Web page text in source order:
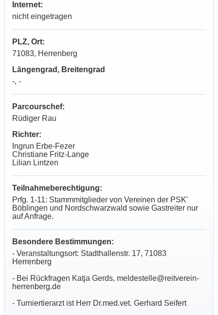
Internet:
nicht eingetragen
PLZ, Ort:
71083, Herrenberg
Längengrad, Breitengrad
-, -
Parcourschef:
Rüdiger Rau
Richter:
Ingrun Erbe-Fezer
Christiane Fritz-Lange
Lilian Lintzen
Teilnahmeberechtigung:
Prfg. 1-11: Stammmitglieder von Vereinen der PSK'
Böblingen und Nordschwarzwald sowie Gastreiter nur
auf Anfrage.
Besondere Bestimmungen:
- Veranstaltungsort: Stadthallenstr. 17, 71083
Herrenberg
- Bei Rückfragen Katja Gerds, meldestelle@reitverein-
herrenberg.de
- Turniertierarzt ist Herr Dr.med.vet. Gerhard Seifert